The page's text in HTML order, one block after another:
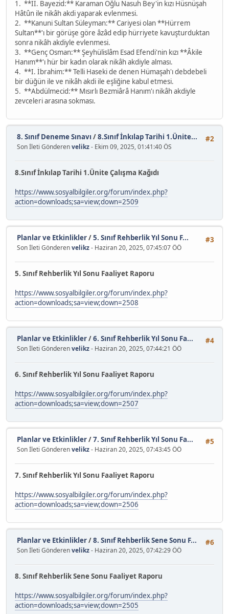
1. **II. Bayezid:** Karaman Oğlu Nasuh Bey'in kızı Hüsnüşah
Hâtûn ile nikâh akdi yaparak evlenmesi.
2. **Kanuni Sultan Süleyman:** Cariyesi olan **Hürrem
Sultan**'ı bir görüşe göre âzâd edip hürriyete kavuşturduktan
sonra nikâh akdiyle evlenmesi.
3. **Genç Osman:** Şeyhülislâm Esad Efendi'nin kızı **Âkile
Hanım**'ı hür bir kadın olarak nikâh akdiyle alması.
4. **I. İbrahim:** Telli Haseki de denen Hümaşah'ı debdebeli
bir düğün ile ve nikâh akdi ile eşliğine kabul etmesi.
5. **Abdülmecid:** Mısırlı Bezmiârâ Hanım'ı nikâh akdiyle
zevceleri arasına sokması.
#2
8. Sınıf Deneme Sınavı /8.Sınıf İnkılap Tarihi 1.Ünite...
Son İleti Gönderenvelikz- Ekim 09, 2025, 01:41:40 ÖS
8.Sınıf İnkılap Tarihi 1.Ünite Çalışma Kağıdı
https://www.sosyalbilgiler.org/forum/index.php?
action=downloads;sa=view;down=2509
#3
Planlar ve Etkinlikler/5. Sınıf Rehberlik Yıl Sonu F...
Son İleti Gönderenvelikz- Haziran 20, 2025, 07:45:07 ÖÖ
5. Sınıf Rehberlik Yıl Sonu Faaliyet Raporu
https://www.sosyalbilgiler.org/forum/index.php?
action=downloads;sa=view;down=2508
#4
Planlar ve Etkinlikler/6. Sınıf Rehberlik Yıl Sonu Fa...
Son İleti Gönderenvelikz- Haziran 20, 2025, 07:44:21 ÖÖ
6. Sınıf Rehberlik Yıl Sonu Faaliyet Raporu
https://www.sosyalbilgiler.org/forum/index.php?
action=downloads;sa=view;down=2507
#5
Planlar ve Etkinlikler/7. Sınıf Rehberlik Yıl Sonu Fa...
Son İleti Gönderenvelikz- Haziran 20, 2025, 07:43:45 ÖÖ
7. Sınıf Rehberlik Yıl Sonu Faaliyet Raporu
https://www.sosyalbilgiler.org/forum/index.php?
action=downloads;sa=view;down=2506
#6
Planlar ve Etkinlikler/8. Sınıf Rehberlik Sene Sonu F...
Son İleti Gönderenvelikz- Haziran 20, 2025, 07:42:29 ÖÖ
8. Sınıf Rehberlik Sene Sonu Faaliyet Raporu
https://www.sosyalbilgiler.org/forum/index.php?
action=downloads;sa=view;down=2505